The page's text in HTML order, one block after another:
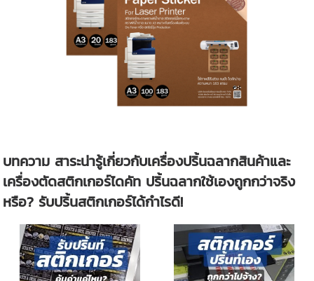
บทความ สาระน่ารู้เกี่ยวกับเครื่องปริ้นฉลากสินค้าและ
เครื่องตัดสติกเกอร์ไดคัท ปริ้นฉลากใช้เองถูกกว่าจริง
หรือ? รับปริ้นสติกเกอร์ได้กำไรดี!